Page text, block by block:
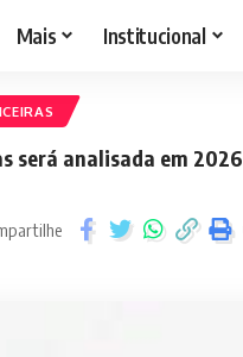
Mais Institucional
será analisada em 2026